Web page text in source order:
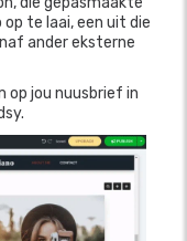
te laai, een uit die
ander eksterne
op jou nuusbrief in